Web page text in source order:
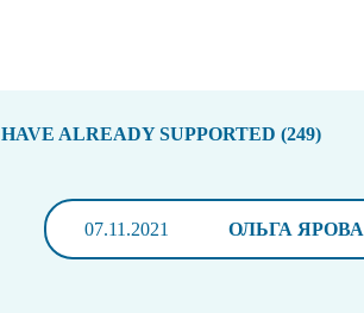
HAVE ALREADY SUPPORTED (249)
07.11.2021 ОЛЬГА ЯРОВА